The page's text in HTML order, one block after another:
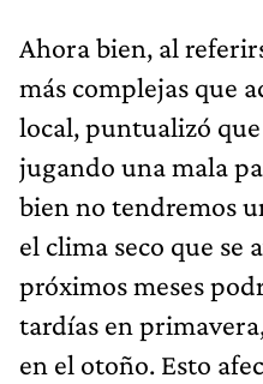
Ahora bien, al
más complejas que
local, puntualizó
jugando una mala
bien no tendremos
el clima seco que se
próximos meses
tardías en
en el otoño. Esto